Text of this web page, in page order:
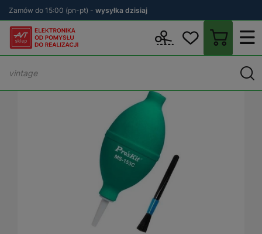
Zamów do 15:00 (pn-pt) - wysyłka dzisiaj
Środki do